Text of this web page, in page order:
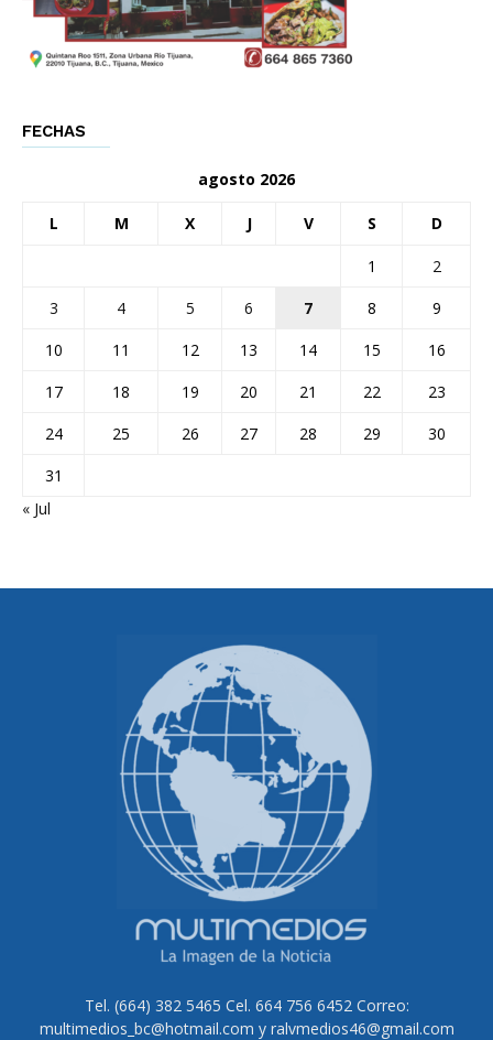
FECHAS
agosto 2026
L M X J V S D
1
2
3
4 5 6 7 8
9
10
11 12 13 14 15
16
17
18 19 20 21 22
23
24
25 26 27 28 29
30
31
« Jul
Tel. (664) 382 5465 Cel. 664 756 6452 Correo:
multimedios_bc@hotmail.com y ralvmedios46@gmail.com